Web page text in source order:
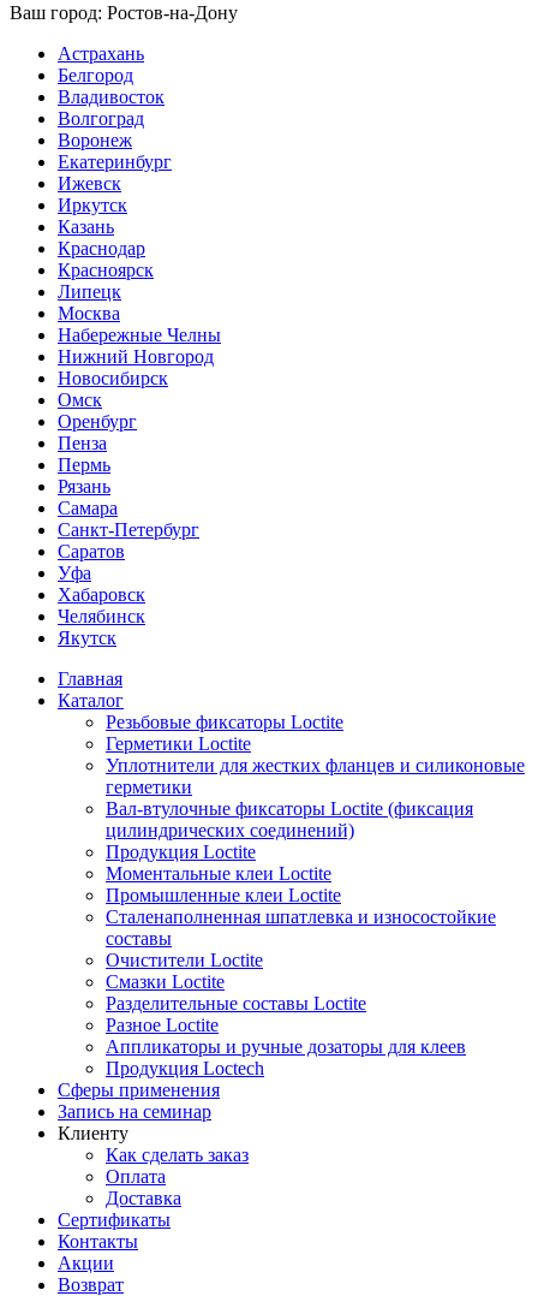
Ваш город: Ростов-на-Дону
Астрахань
Белгород
Владивосток
Волгоград
Воронеж
Екатеринбург
Ижевск
Иркутск
Казань
Краснодар
Красноярск
Липецк
Москва
Набережные Челны
Нижний Новгород
Новосибирск
Омск
Оренбург
Пенза
Пермь
Рязань
Самара
Санкт-Петербург
Саратов
Уфа
Хабаровск
Челябинск
Якутск
Главная
Каталог
Резьбовые фиксаторы Loctite
Герметики Loctite
Уплотнители для жестких фланцев и силиконовые
герметики
Вал-втулочные фиксаторы Loctite (фиксация
цилиндрических соединений)
Продукция Loctite
Моментальные клеи Loctite
Промышленные клеи Loctite
Сталенаполненная шпатлевка и износостойкие
составы
Очистители Loctite
Смазки Loctite
Разделительные составы Loctite
Разное Loctite
Аппликаторы и ручные дозаторы для клеев
Продукция Loctech
Сферы применения
Запись на семинар
Клиенту
Как сделать заказ
Оплата
Доставка
Сертификаты
Контакты
Акции
Возврат